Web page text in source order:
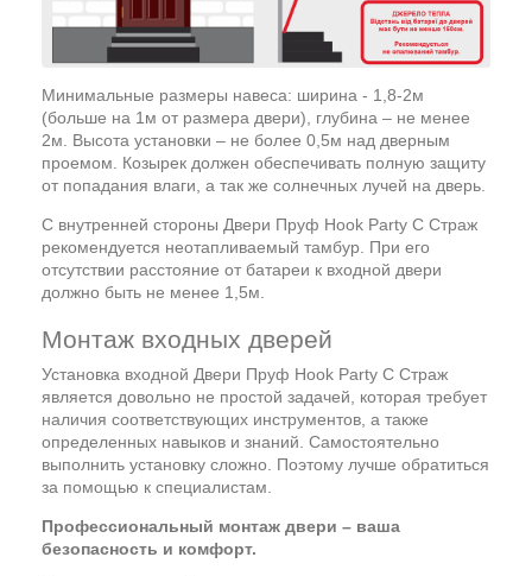
Минимальные размеры навеса: ширина - 1,8-2м
(больше на 1м от размера двери), глубина – не менее
2м. Высота установки – не более 0,5м над дверным
проемом. Козырек должен обеспечивать полную защиту
от попадания влаги, а так же солнечных лучей на дверь.
С внутренней стороны Двери Пруф Hook Party C Страж
рекомендуется неотапливаемый тамбур. При его
отсутствии расстояние от батареи к входной двери
должно быть не менее 1,5м.
Монтаж входных дверей
Установка входной Двери Пруф Hook Party C Страж
является довольно не простой задачей, которая требует
наличия соответствующих инструментов, а также
определенных навыков и знаний. Самостоятельно
выполнить установку сложно. Поэтому лучше обратиться
за помощью к специалистам.
Профессиональный монтаж двери – ваша
безопасность и комфорт.